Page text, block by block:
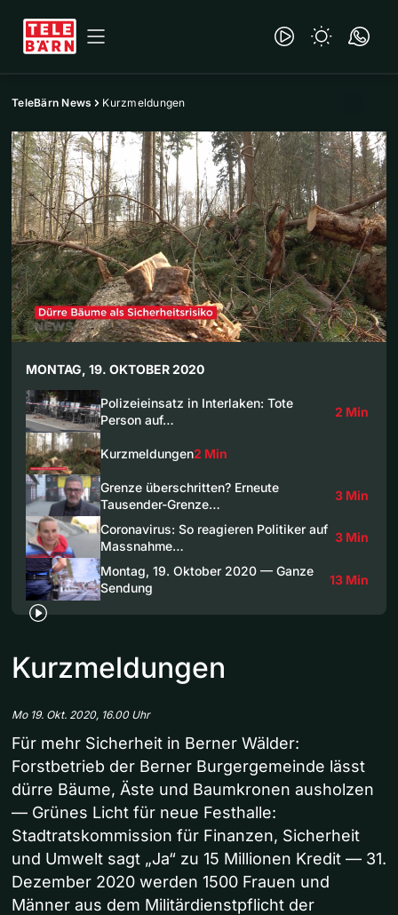
TeleBärn News Kurzmeldungen
MONTAG, 19. OKTOBER 2020
Polizeieinsatz in Interlaken: Tote
Person auf…
2 Min
Kurzmeldungen2 Min
Grenze überschritten? Erneute
Tausender-Grenze…
3 Min
Coronavirus: So reagieren Politiker auf
Massnahme…
3 Min
Montag, 19. Oktober 2020 — Ganze
Sendung
13 Min
Kurzmeldungen
Mo 19. Okt. 2020, 16.00 Uhr
Für mehr Sicherheit in Berner Wälder:
Forstbetrieb der Berner Burgergemeinde lässt
dürre Bäume, Äste und Baumkronen ausholzen
— Grünes Licht für neue Festhalle:
Stadtratskommission für Finanzen, Sicherheit
und Umwelt sagt „Ja“ zu 15 Millionen Kredit — 31.
Dezember 2020 werden 1500 Frauen und
Männer aus dem Militärdienstpflicht der